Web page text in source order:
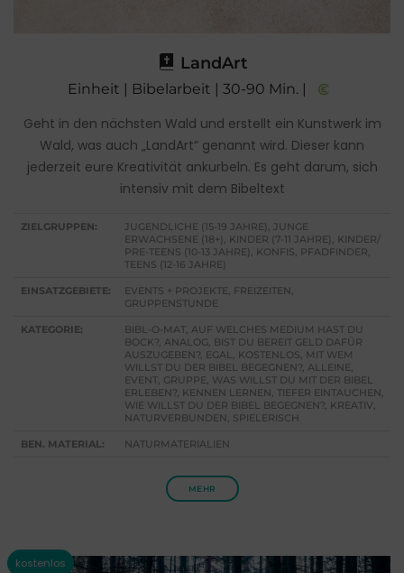
LandArt
Einheit | Bibelarbeit | 30-90 Min. |
Geht in den nächsten Wald und erstellt ein Kunstwerk im
Wald, was auch „LandArt“ genannt wird. Dieser kann
jederzeit eure Kreativität ankurbeln. Es geht darum, sich
intensiv mit dem Bibeltext
ZIELGRUPPEN:
JUGENDLICHE (15-19 JAHRE), JUNGE
ERWACHSENE (18+), KINDER (7-11 JAHRE), KINDER/
PRE-TEENS (10-13 JAHRE), KONFIS, PFADFINDER,
TEENS (12-16 JAHRE)
EINSATZGEBIETE:
EVENTS + PROJEKTE, FREIZEITEN,
GRUPPENSTUNDE
KATEGORIE:
BIBL-O-MAT, AUF WELCHES MEDIUM HAST DU
BOCK?, ANALOG, BIST DU BEREIT GELD DAFÜR
AUSZUGEBEN?, EGAL, KOSTENLOS, MIT WEM
WILLST DU DER BIBEL BEGEGNEN?, ALLEINE,
EVENT, GRUPPE, WAS WILLST DU MIT DER BIBEL
ERLEBEN?, KENNEN LERNEN, TIEFER EINTAUCHEN,
WIE WILLST DU DER BIBEL BEGEGNEN?, KREATIV,
NATURVERBUNDEN, SPIELERISCH
BEN. MATERIAL: NATURMATERIALIEN
MEHR